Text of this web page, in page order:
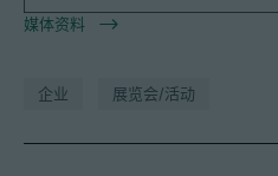
媒体资料
企业 展览会/活动